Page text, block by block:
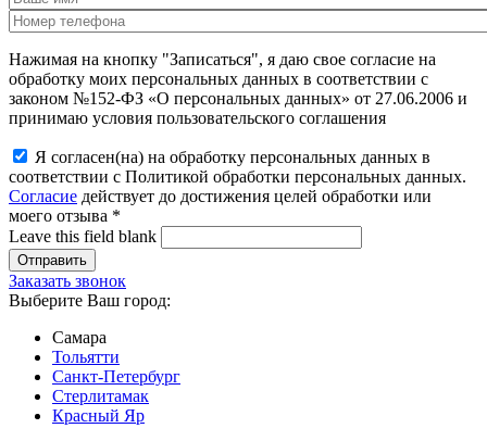
Нажимая на кнопку "Записаться", я даю свое согласие на
обработку моих персональных данных в соответствии с
законом №152-ФЗ «О персональных данных» от 27.06.2006 и
принимаю условия пользовательского соглашения
Я согласен(на) на обработку персональных данных в
соответствии с Политикой обработки персональных данных.
Согласие действует до достижения целей обработки или
моего отзыва *
Leave this field blank
Заказать звонок
Выберите Ваш город:
Самара
Тольятти
Санкт-Петербург
Стерлитамак
Красный Яр